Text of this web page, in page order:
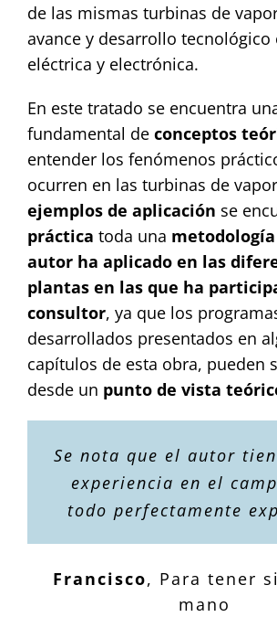
de las mismas turbinas de
avance y desarrollo tecnológico
eléctrica y electrónica.
En este tratado se encuentra
fundamental de conceptos
entender los fenómenos
ocurren en las turbinas de
ejemplos de aplicación se
práctica toda una metodología
autor ha aplicado en las
plantas en las que ha
consultor, ya que los
desarrollados presentados en
capítulos de esta obra, pueden
desde un punto de vista
Se nota que el autor
experiencia en el
todo perfectamente
Francisco, Para tener
mano